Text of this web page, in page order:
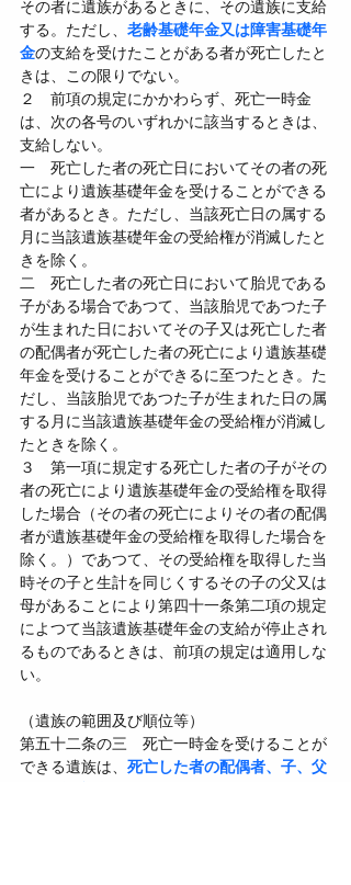
その者に遺族があるときに、その遺族に支給
する。ただし、 老齢基礎年金又は障害基礎年
金の支給を受けたことがある者が死亡したと
きは、この限りでない。
２　前項の規定にかかわらず、死亡一時金
は、次の各号のいずれかに該当するときは、
支給しない。
一　死亡した者の死亡日においてその者の死
亡により遺族基礎年金を受けることができる
者があるとき。ただし、当該死亡日の属する
月に当該遺族基礎年金の受給権が消滅したと
きを除く。
二　死亡した者の死亡日において胎児である
子がある場合であつて、当該胎児であつた子
が生まれた日においてその子又は死亡した者
の配偶者が死亡した者の死亡により遺族基礎
年金を受けることができるに至つたとき。た
だし、当該胎児であつた子が生まれた日の属
する月に当該遺族基礎年金の受給権が消滅し
たときを除く。
３　第一項に規定する死亡した者の子がその
者の死亡により遺族基礎年金の受給権を取得
した場合（その者の死亡によりその者の配偶
者が遺族基礎年金の受給権を取得した場合を
除く。）であつて、その受給権を取得した当
時その子と生計を同じくするその子の父又は
母があることにより第四十一条第二項の規定
によつて当該遺族基礎年金の支給が停止され
るものであるときは、前項の規定は適用しな
い。
（遺族の範囲及び順位等）
第五十二条の三　死亡一時金を受けることが
できる遺族は、 死亡した者の配偶者、子、父